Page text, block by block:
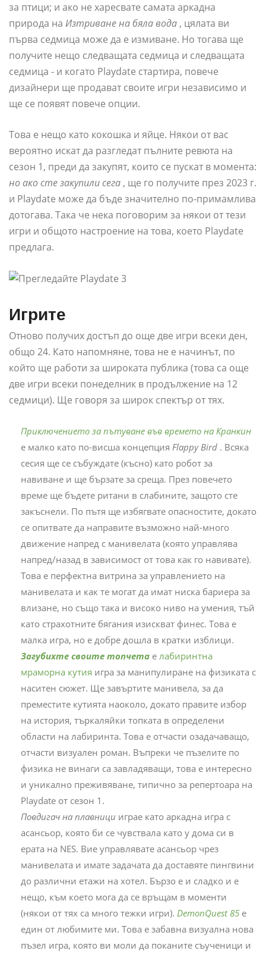
за птици; и ако не харесвате самата аркадна
природа на Изтриване на бяла вода , цялата ви
първа седмица може да е измиване. Но тогава ще
получите нещо следващата седмица и следващата
седмица - и когато Playdate стартира, повече
дизайнери ще продават своите игри независимо и
ще се появят повече опции.
Това е нещо като кокошка и яйце. Някои от вас
вероятно искат да разгледат пълните ревюта на
сезон 1, преди да закупят, които се пускат в момента:
но ако сте закупили сега , ще го получите през 2023 г.
и Playdate може да бъде значително по-примамлива
дотогава. Така че нека поговорим за някои от тези
игри и общото настроение на това, което Playdate
предлага.
Игрите
Отново получих достъп до още две игри всеки ден,
общо 24. Като напомняне, това не е начинът, по
който ще работи за широката публика (това са още
две игри всеки понеделник в продължение на 12
седмици). Ще говоря за широк спектър от тях.
Приключението за пътуване във времето на Кранкин
е малко като по-висша концепция Flappy Bird . Всяка
сесия ще се събуждате (късно) като робот за
навиване и ще бързате за среща. През повечето
време ще бъдете ритани в слабините, защото сте
закъснели. По пътя ще избягвате опасностите, докато
се опитвате да направите възможно най-много
движение напред с манивелата (която управлява
напред/назад в зависимост от това как го навивате).
Това е перфектна витрина за управлението на
манивелата и как те могат да имат ниска бариера за
влизане, но също така и високо ниво на умения, тъй
като страхотните бягания изискват финес. Това е
малка игра, но е добре дошла в кратки изблици.
Загубихте своите топчета е лабиринтна
мраморна кутия игра за манипулиране на физиката с
наситен сюжет. Ще завъртите манивела, за да
преместите кутията наоколо, докато правите избор
на история, търкаляйки топката в определени
области на лабиринта. Това е отчасти озадачаващо,
отчасти визуален роман. Въпреки че пъзелите по
физика не винаги са завладяващи, това е интересно
и уникално преживяване, типично за репертоара на
Playdate от сезон 1.
Повдигач на плавници играе като аркадна игра с
асансьор, която би се чувствала като у дома си в
ерата на NES. Вие управлявате асансьор чрез
манивелата и имате задачата да доставяте пингвини
до различни етажи на хотел. Бързо е и сладко и е
нещо, към което мога да се връщам в моменти
(някои от тях са много тежки игри). DemonQuest 85 е
един от любимите ми. Това е забавна визуална нова
пъзел игра, която ви моли да поканите съученици и